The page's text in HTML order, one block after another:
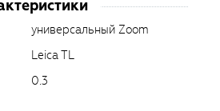
универсальный Zoom
Leica TL
0.3